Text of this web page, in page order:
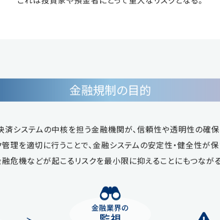
これは投資家や預金者にとって重大なリスクとなる。
金融規制の目的
済システムの中核を担う金融機関が、信頼性や透明性の確保
管理を適切に行うことで、金融システムの安定性・健全性が保
危機などが起こるリスクを最小限に抑えることにもつながる